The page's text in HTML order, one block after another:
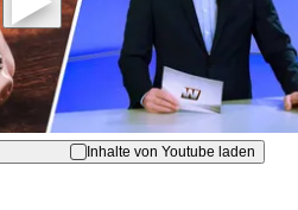
Sie in derDatenschutzerklärung
Inhalte von Youtube laden